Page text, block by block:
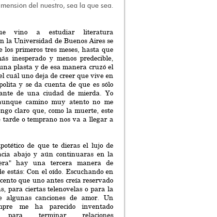
del nuestro, sea la que sea.
vino a estudiar literatura
la Universidad de Buenos Aires se
los primeros tres meses, hasta que
inesperado y menos predecible,
plasta y de esa manera cruzó el
cuál uno deja de creer que vive en
y se da cuenta de que es sólo
de una ciudad de mierda. Yo
camino muy atento no me
claro que, como la muerte, este
tarde o temprano nos va a llegar a
de que te dieras el lujo de
abajo y aún continuaras en la
hay una tercera manera de
estás: Con el oído. Escuchando en
que uno antes creía reservado
para ciertas telenovelas o para la
algunas canciones de amor. Un
me ha parecido inventado
para terminar relaciones